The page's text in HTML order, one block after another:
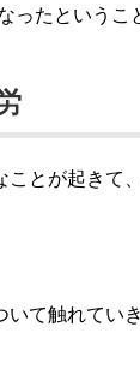
ったというこ
とが起きて
て触れていき